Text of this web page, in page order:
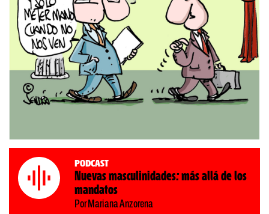
Podcast
Nuevas masculinidades: más allá de los
mandatos
Por Mariana Anzorena